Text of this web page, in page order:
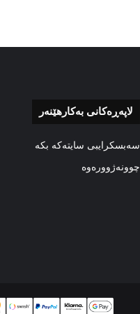
لاپەڕەکانی بەکارهێنەر
سەبسکرایبی سایتەکە بکە
چوونەژوورەوە